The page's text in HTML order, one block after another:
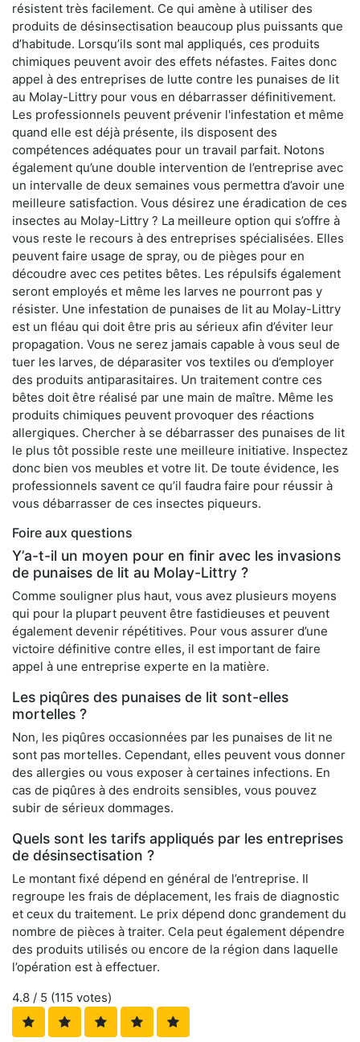
résistent très facilement. Ce qui amène à utiliser des
produits de désinsectisation beaucoup plus puissants que
d’habitude. Lorsqu’ils sont mal appliqués, ces produits
chimiques peuvent avoir des effets néfastes. Faites donc
appel à des entreprises de lutte contre les punaises de lit
au Molay-Littry pour vous en débarrasser définitivement.
Les professionnels peuvent prévenir l'infestation et même
quand elle est déjà présente, ils disposent des
compétences adéquates pour un travail parfait. Notons
également qu’une double intervention de l’entreprise avec
un intervalle de deux semaines vous permettra d’avoir une
meilleure satisfaction. Vous désirez une éradication de ces
insectes au Molay-Littry ? La meilleure option qui s’offre à
vous reste le recours à des entreprises spécialisées. Elles
peuvent faire usage de spray, ou de pièges pour en
découdre avec ces petites bêtes. Les répulsifs également
seront employés et même les larves ne pourront pas y
résister. Une infestation de punaises de lit au Molay-Littry
est un fléau qui doit être pris au sérieux afin d’éviter leur
propagation. Vous ne serez jamais capable à vous seul de
tuer les larves, de déparasiter vos textiles ou d’employer
des produits antiparasitaires. Un traitement contre ces
bêtes doit être réalisé par une main de maître. Même les
produits chimiques peuvent provoquer des réactions
allergiques. Chercher à se débarrasser des punaises de lit
le plus tôt possible reste une meilleure initiative. Inspectez
donc bien vos meubles et votre lit. De toute évidence, les
professionnels savent ce qu’il faudra faire pour réussir à
vous débarrasser de ces insectes piqueurs.
Foire aux questions
Y’a-t-il un moyen pour en finir avec les invasions
de punaises de lit au Molay-Littry ?
Comme souligner plus haut, vous avez plusieurs moyens
qui pour la plupart peuvent être fastidieuses et peuvent
également devenir répétitives. Pour vous assurer d’une
victoire définitive contre elles, il est important de faire
appel à une entreprise experte en la matière.
Les piqûres des punaises de lit sont-elles
mortelles ?
Non, les piqûres occasionnées par les punaises de lit ne
sont pas mortelles. Cependant, elles peuvent vous donner
des allergies ou vous exposer à certaines infections. En
cas de piqûres à des endroits sensibles, vous pouvez
subir de sérieux dommages.
Quels sont les tarifs appliqués par les entreprises
de désinsectisation ?
Le montant fixé dépend en général de l’entreprise. Il
regroupe les frais de déplacement, les frais de diagnostic
et ceux du traitement. Le prix dépend donc grandement du
nombre de pièces à traiter. Cela peut également dépendre
des produits utilisés ou encore de la région dans laquelle
l’opération est à effectuer.
4.8 / 5 (115 votes)